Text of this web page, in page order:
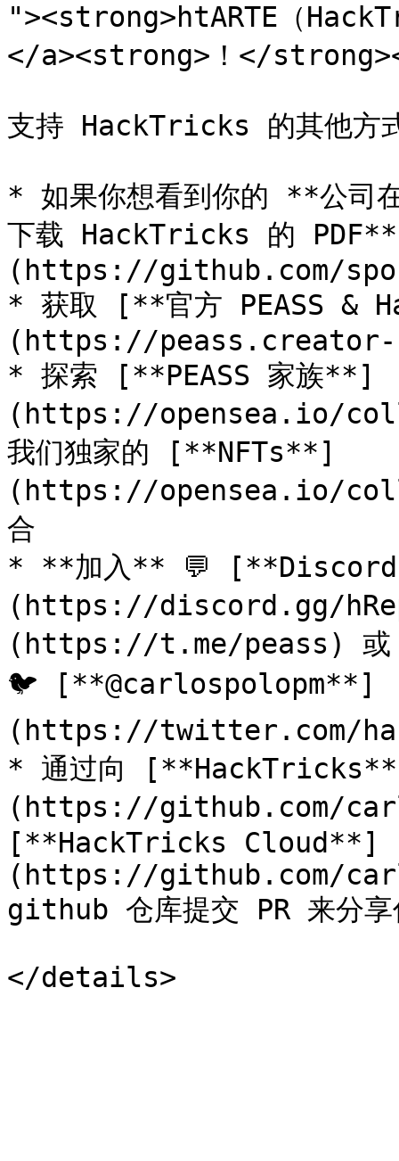
"><strong>htARTE（
</a><strong>！</
支持 HackTricks 的其他方
* 如果你想看到你的 **公
下载 HackTricks 的
(https://github.com/
* 获取 [**官方 PEASS &
(https://peass.creator-
* 探索 [**PEASS 家族**]
(https://opensea.io/
我们独家的 [**NFTs**]
(https://opensea.io/
合
* **加入** 💬
(https://discord.gg/
(https://t.me/peass)
🐦 [**@carlospolopm**]
(https://twitter.com/
* 通过向
(https://github.com/
[**HackTricks Cloud**]
(https://github.com/
github 仓库提交 PR 来分享